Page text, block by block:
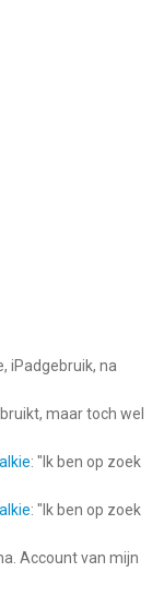
iPadgebruik, na
maar toch wel
: " Ik ben op zoek
: " Ik ben op zoek
Account van mijn